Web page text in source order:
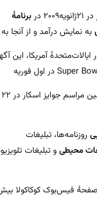
در
برنامۀ
به نمایش درآمد و از آنجا
آمریکا، این
روزنامه‌ها، تبلیغات
محیطیو تبلیغات
صفحۀ فیس‌بوک کوکاکولا